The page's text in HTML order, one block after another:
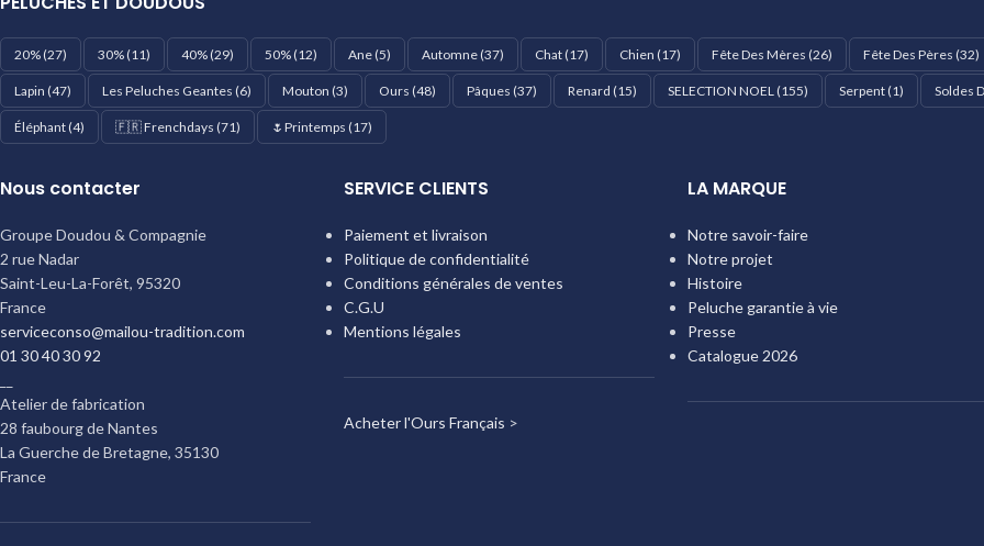
20%(27) 30%(11) 40%(29) 50%(12) Ane(5) Automne(37) Chat(17) Chien (17) Fête Des Mères (26) Fête Des Pères (32)
Lapin (47) Les Peluches Geantes (6) Mouton (3) Ours (48) Pâques (37) Renard (15) SELECTION NOEL(155) Serpent(1) Soldes
Éléphant(4) 🇫🇷 Frenchdays (71) 🌷Printemps (17)
Nous contacter
Groupe Doudou & Compagnie
2 rue Nadar
Saint-Leu-La-Forêt, 95320
France
serviceconso@mailou-tradition.com
01 30 40 30 92
Atelier de fabrication
28 faubourg de Nantes
La Guerche de Bretagne, 35130
France
SERVICE CLIENTS
Paiement et livraison
Politique de confidentialité
Conditions générales de ventes
C.G.U
Mentions légales
Acheter l'Ours Français >
LA MARQUE
Notre savoir-faire
Notre projet
Histoire
Peluche garantie à vie
Presse
Catalogue 2026